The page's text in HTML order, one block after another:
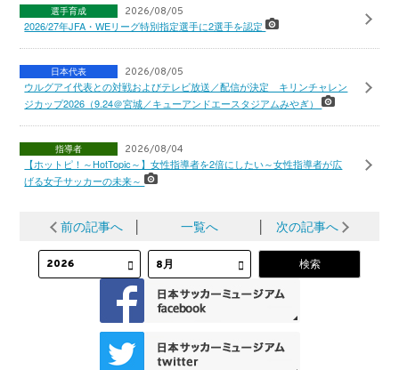
選手育成 2026/08/05
2026/27年JFA・WEリーグ特別指定選手に2選手を認定
日本代表 2026/08/05
ウルグアイ代表との対戦およびテレビ放送／配信が決定 キリンチャレン
ジカップ2026（9.24＠宮城／キューアンドエースタジアムみやぎ）
指導者 2026/08/04
【ホットピ！～HotTopic～】女性指導者を2倍にしたい～女性指導者が広
げる女子サッカーの未来～
前の記事へ 一覧へ 次の記事へ